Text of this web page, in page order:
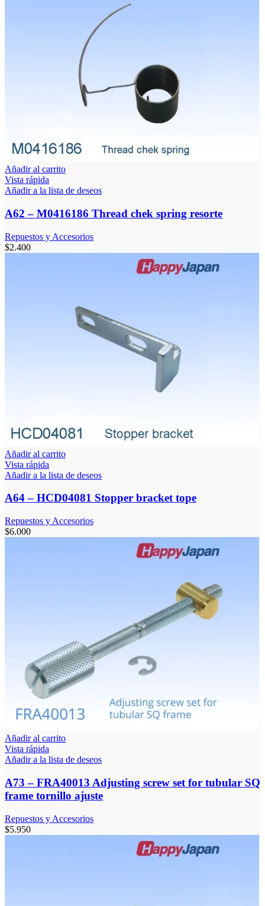
Añadir al carrito
Vista rápida
Añadir a la lista de deseos
A62 – M0416186 Thread chek spring resorte
Repuestos y Accesorios
$2.400
Añadir al carrito
Vista rápida
Añadir a la lista de deseos
A64 – HCD04081 Stopper bracket tope
Repuestos y Accesorios
$6.000
Añadir al carrito
Vista rápida
Añadir a la lista de deseos
A73 – FRA40013 Adjusting screw set for tubular SQ
frame tornillo ajuste
Repuestos y Accesorios
$5.950